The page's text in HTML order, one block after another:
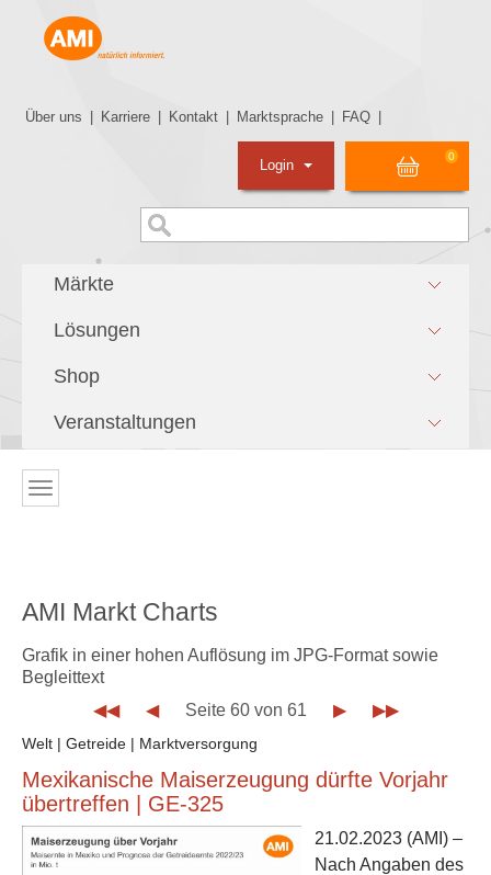
Über uns Karriere Kontakt Marktsprache FAQ
0
Login
Märkte
Lösungen
Shop
Veranstaltungen
AMI Markt Charts
Grafik in einer hohen Auflösung im JPG-Format sowie
Begleittext
◀◀
◀ Seite 60 von 61 ▶ ▶▶
Welt | Getreide | Marktversorgung
Mexikanische Maiserzeugung dürfte Vorjahr
übertreffen | GE-325
21.02.2023 (AMI) –
Nach Angaben des